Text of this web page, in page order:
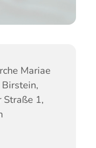
Mariae
Straße 1,